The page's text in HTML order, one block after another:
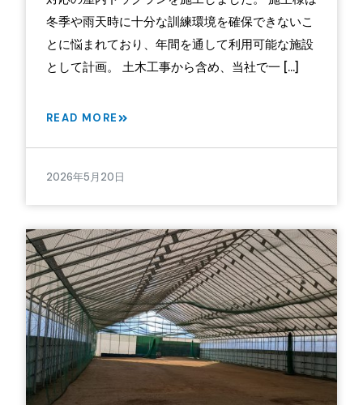
冬季や雨天時に十分な訓練環境を確保できないこ
とに悩まれており、年間を通して利用可能な施設
として計画。 土木工事から含め、当社で一 […]
READ MORE
2026年5月20日